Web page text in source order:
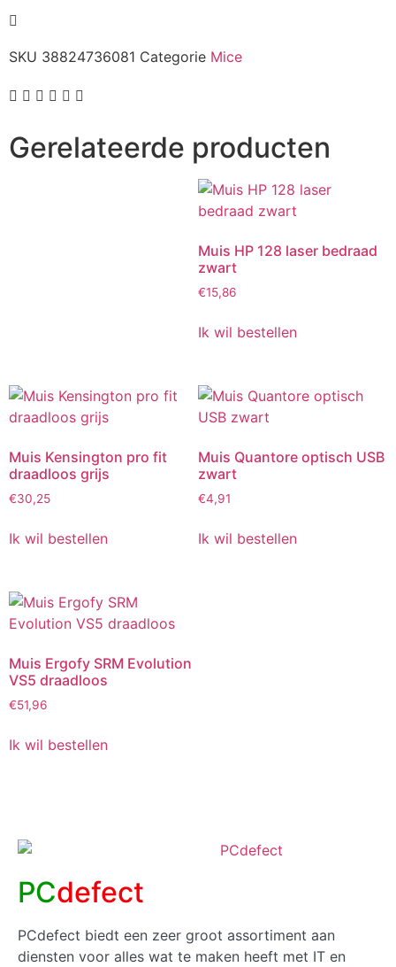
SKU 38824736081 Categorie Mice
Gerelateerde producten
Muis HP 128 laser bedraad
zwart
€15,86
Ik wil bestellen
Muis Kensington pro fit
draadloos grijs
€30,25
Ik wil bestellen
Muis Quantore optisch USB
zwart
€4,91
Ik wil bestellen
Muis Ergofy SRM Evolution
VS5 draadloos
€51,96
Ik wil bestellen
PCdefect
PCdefect biedt een zeer groot assortiment aan
diensten voor alles wat te maken heeft met IT en